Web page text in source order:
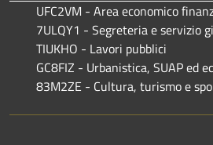
UFC2VM - Area economico
7ULQY1 - Segreteria e servizio
TIUKHO - Lavori pubblici
GC8FIZ - Urbanistica, SUAP ed
83M2ZE - Cultura, turismo e